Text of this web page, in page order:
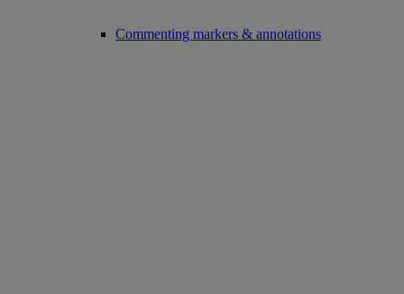
Commenting markers & annotations